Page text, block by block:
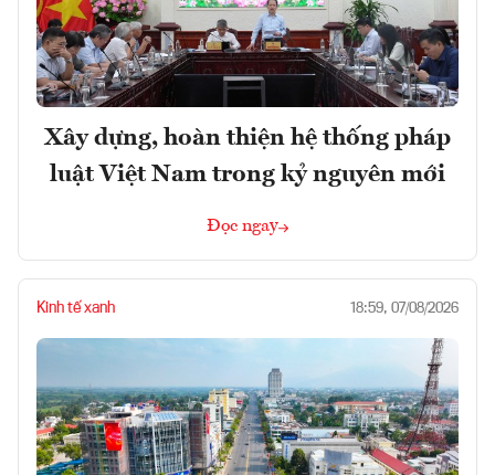
Xây dựng, hoàn thiện hệ thống pháp
luật Việt Nam trong kỷ nguyên mới
Đọc ngay
Kinh tế xanh 18:59, 07/08/2026